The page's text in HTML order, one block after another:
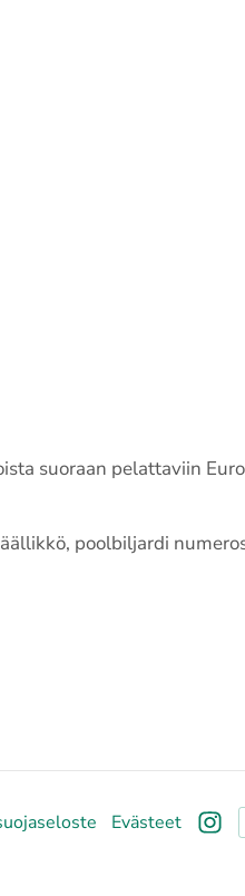
suoraan pelattaviin
poolbiljardi
Evästeet